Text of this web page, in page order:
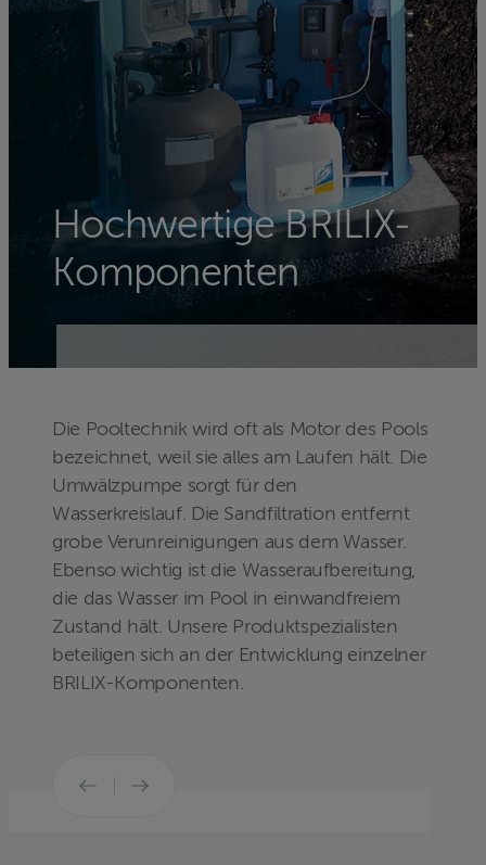
Hochwertige BRILIX-
Komponenten
Die Pooltechnik wird oft als Motor des Pools
bezeichnet, weil sie alles am Laufen hält. Die
Umwälzpumpe sorgt für den
Wasserkreislauf. Die Sandfiltration entfernt
grobe Verunreinigungen aus dem Wasser.
Ebenso wichtig ist die Wasseraufbereitung,
die das Wasser im Pool in einwandfreiem
Zustand hält. Unsere Produktspezialisten
beteiligen sich an der Entwicklung einzelner
BRILIX-Komponenten.